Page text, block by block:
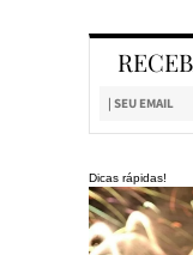
Dicas rápidas!